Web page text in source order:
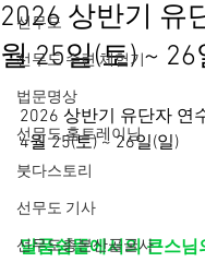
선무도
선무도 수련 체험기
법문명상
선무도 홈트레이닝
붓다스토리
선무도 기사
선무도총본산골굴사
2026 상반기 유
월 25일(토) ~ 26
2026 상반기 유단자 연
4월 25(토) ~ 26일(일)
달품쉼뜰에서의 큰스님